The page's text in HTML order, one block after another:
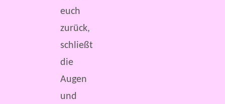
euch
zurück,
schließt
die
Augen
und